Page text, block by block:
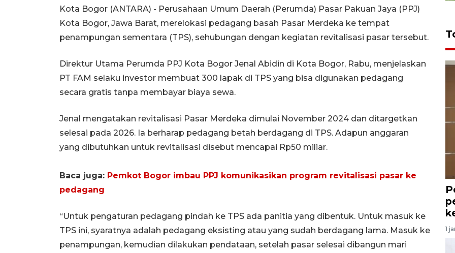
Kota Bogor (ANTARA) - Perusahaan Umum Daerah (Perumda) Pasar Pakuan Jaya (PPJ)
Kota Bogor, Jawa Barat, merelokasi pedagang basah Pasar Merdeka ke tempat
penampungan sementara (TPS), sehubungan dengan kegiatan revitalisasi pasar tersebut.
Direktur Utama Perumda PPJ Kota Bogor Jenal Abidin di Kota Bogor, Rabu, menjelaskan
PT FAM selaku investor membuat 300 lapak di TPS yang bisa digunakan pedagang
secara gratis tanpa membayar biaya sewa.
Jenal mengatakan revitalisasi Pasar Merdeka dimulai November 2024 dan ditargetkan
selesai pada 2026. Ia berharap pedagang betah berdagang di TPS. Adapun anggaran
yang dibutuhkan untuk revitalisasi disebut mencapai Rp50 miliar.
Baca juga: Pemkot Bogor imbau PPJ komunikasikan program revitalisasi pasar ke
pedagang
“Untuk pengaturan pedagang pindah ke TPS ada panitia yang dibentuk. Untuk masuk ke
TPS ini, syaratnya adalah pedagang eksisting atau yang sudah berdagang lama. Masuk ke
penampungan, kemudian dilakukan pendataan, setelah pasar selesai dibangun mari
1